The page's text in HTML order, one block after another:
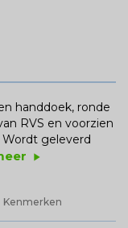
handdoek, ronde
RVS en voorzien
geleverd
play_arrow
Kenmerken